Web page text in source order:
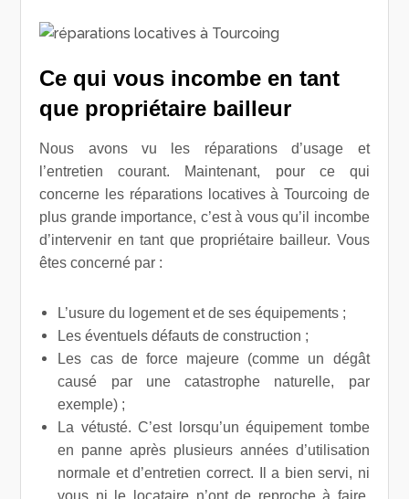
Ce qui vous incombe en tant
que propriétaire bailleur
Nous avons vu les réparations d’usage et
l’entretien courant. Maintenant, pour ce qui
concerne les réparations locatives à Tourcoing de
plus grande importance, c’est à vous qu’il incombe
d’intervenir en tant que propriétaire bailleur. Vous
êtes concerné par :
L’usure du logement et de ses équipements ;
Les éventuels défauts de construction ;
Les cas de force majeure (comme un dégât
causé par une catastrophe naturelle, par
exemple) ;
La vétusté. C’est lorsqu’un équipement tombe
en panne après plusieurs années d’utilisation
normale et d’entretien correct. Il a bien servi, ni
vous ni le locataire n’ont de reproche à faire.